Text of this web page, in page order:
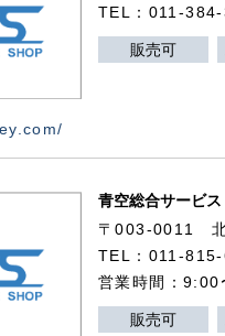
TEL：011-
販売可
青空総合サービス
〒003-0011 北
TEL：011-
営業時間：
販売可